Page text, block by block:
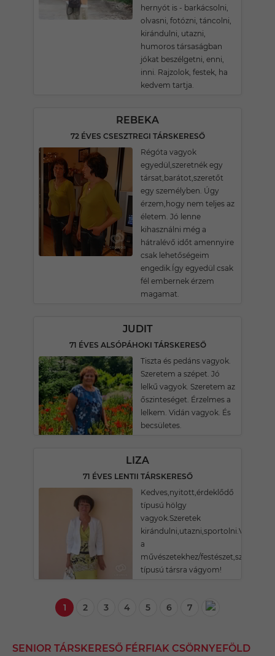
hernyót is - barkácsolni,
olvasni, fotózni, táncolni,
kirándulni, utazni,
humoros társaságban
jókat beszélgetni, enni,
inni. Rajzolok, festek, ha
kedvem tartja.
REBEKA
72 ÉVES CSESZTREGI TÁRSKERESŐ
Régóta vagyok
egyedül,szeretnék egy
társat,barátot,szeretőt
egy személyben. Úgy
érzem,hogy nem teljes az
életem. Jó lenne
kihasználni még a
hátralévő időt amennyire
csak lehetőségeim
engedik.Így egyedül csak
fél embernek érzem
magamat.
JUDIT
71 ÉVES ALSÓPÁHOKI TÁRSKERESŐ
Tiszta és pedáns vagyok.
Szeretem a szépet. Jó
lelkű vagyok. Szeretem az
őszinteséget. Érzelmes a
lelkem. Vidán vagyok. És
becsületes.
LIZA
71 ÉVES LENTII TÁRSKERESŐ
Kedves,nyitott,érdeklődő
típusú hölgy
vagyok.Szeretek
a
művészetekhez/
típusú társra vágyom!
1 2 3 4 5 6 7
SENIOR TÁRSKERESŐ FÉRFIAK CSÖRNYEFÖLD